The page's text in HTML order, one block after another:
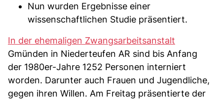
Nun wurden Ergebnisse einer
wissenschaftlichen Studie präsentiert.
In der ehemaligen Zwangsarbeitsanstalt
Gmünden in Niederteufen AR sind bis Anfang
der 1980er-Jahre 1252 Personen interniert
worden. Darunter auch Frauen und Jugendliche,
gegen ihren Willen. Am Freitag präsentierte der